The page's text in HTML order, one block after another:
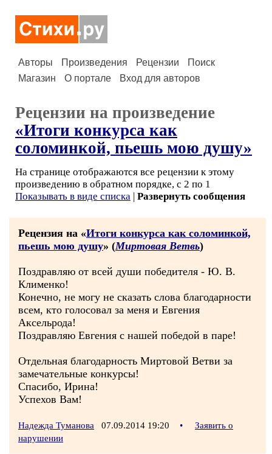
Авторы Произведения Рецензии
Поиск
Магазин
О портале Вход для авторов
Рецензии на произведение
«Итоги конкурса как
соломинкой, пьешь мою душу»
На странице отображаются все рецензии к этому
произведению в обратном порядке, с 2 по 1
Показывать в виде списка | Развернуть сообщения
Рецензия на «Итоги конкурса как соломинкой,
пьешь мою душу» (Миртовая Ветвь)
Поздравляю от всей души победителя - Ю. В.
Клименко!
Конечно, не могу не сказать слова благодарности
всем, кто голосовал за меня и Евгения
Аксельрода!
Поздравляю Евгения с нашей победой в паре!
Отдельная благодарность Миртовой Ветви за
замечательные конкурсы!
Спасибо, Ирина!
Успехов Вам!
Надежда Туманова 07.09.2014 19:20 •
Заявить о
нарушении